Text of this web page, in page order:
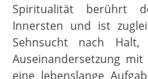
Spiritualität berührt
Innersten und ist
Sehnsucht nach
Auseinandersetzung
eine lebenslange